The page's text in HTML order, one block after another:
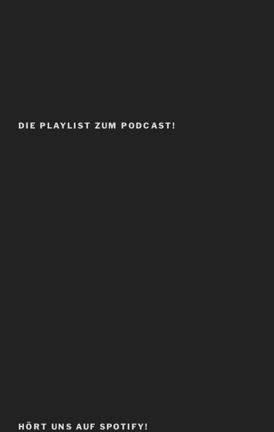
DIE PLAYLIST ZUM PODCAST!
HÖRT UNS AUF SPOTIFY!